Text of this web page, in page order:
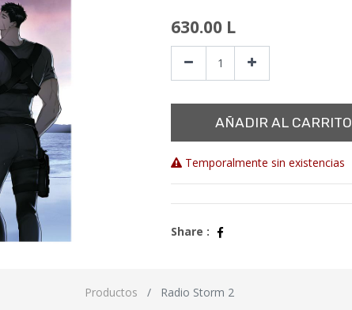
630.00 L
AÑADIR AL CARRITO
Temporalmente sin existencias
Share :
Productos Radio Storm 2